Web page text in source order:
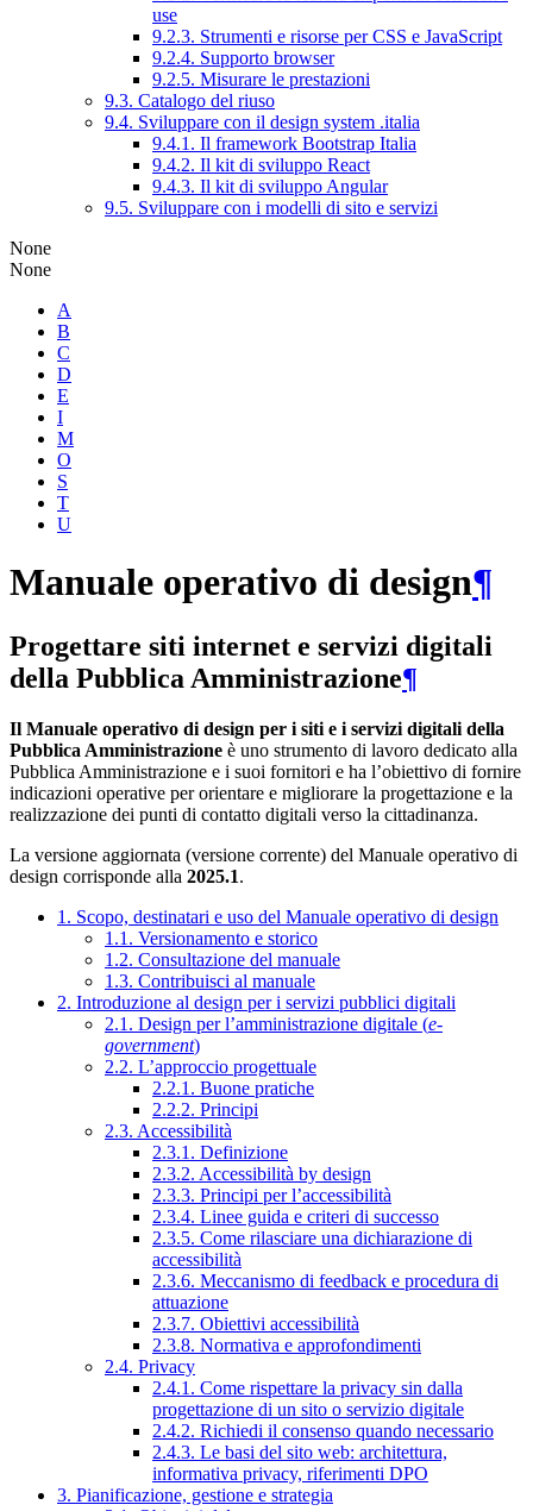
use
9.2.3. Strumenti e risorse per CSS e JavaScript
9.2.4. Supporto browser
9.2.5. Misurare le prestazioni
9.3. Catalogo del riuso
9.4. Sviluppare con il design system .italia
9.4.1. Il framework Bootstrap Italia
9.4.2. Il kit di sviluppo React
9.4.3. Il kit di sviluppo Angular
9.5. Sviluppare con i modelli di sito e servizi
None
None
A
B
C
D
E
I
M
O
S
T
U
Manuale operativo di design¶
Progettare siti internet e servizi digitali
della Pubblica Amministrazione¶
Il Manuale operativo di design per i siti e i servizi digitali della
Pubblica Amministrazione è uno strumento di lavoro dedicato alla
Pubblica Amministrazione e i suoi fornitori e ha l’obiettivo di fornire
indicazioni operative per orientare e migliorare la progettazione e la
realizzazione dei punti di contatto digitali verso la cittadinanza.
La versione aggiornata (versione corrente) del Manuale operativo di
design corrisponde alla 2025.1.
1. Scopo, destinatari e uso del Manuale operativo di design
1.1. Versionamento e storico
1.2. Consultazione del manuale
1.3. Contribuisci al manuale
2. Introduzione al design per i servizi pubblici digitali
2.1. Design per l’amministrazione digitale (e-
government)
2.2. L’approccio progettuale
2.2.1. Buone pratiche
2.2.2. Principi
2.3. Accessibilità
2.3.1. Definizione
2.3.2. Accessibilità by design
2.3.3. Principi per l’accessibilità
2.3.4. Linee guida e criteri di successo
2.3.5. Come rilasciare una dichiarazione di
accessibilità
2.3.6. Meccanismo di feedback e procedura di
attuazione
2.3.7. Obiettivi accessibilità
2.3.8. Normativa e approfondimenti
2.4. Privacy
2.4.1. Come rispettare la privacy sin dalla
progettazione di un sito o servizio digitale
2.4.2. Richiedi il consenso quando necessario
2.4.3. Le basi del sito web: architettura,
informativa privacy, riferimenti DPO
3. Pianificazione, gestione e strategia